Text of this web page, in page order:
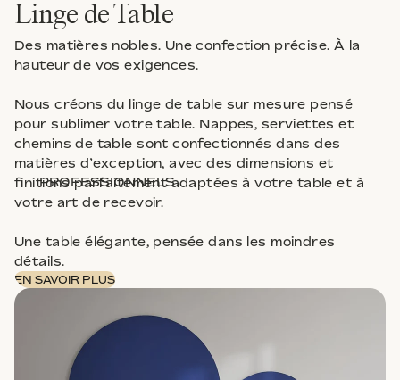
PROFESSIONNELS
Linge de Table
Des matières nobles. Une confection précise. À la
hauteur de vos exigences.
Nous créons du linge de table sur mesure pensé
pour sublimer votre table. Nappes, serviettes et
chemins de table sont confectionnés dans des
matières d’exception, avec des dimensions et
finitions parfaitement adaptées à votre table et à
votre art de recevoir.
Une table élégante, pensée dans les moindres
détails.
EN SAVOIR PLUS
Jacquard Bordure